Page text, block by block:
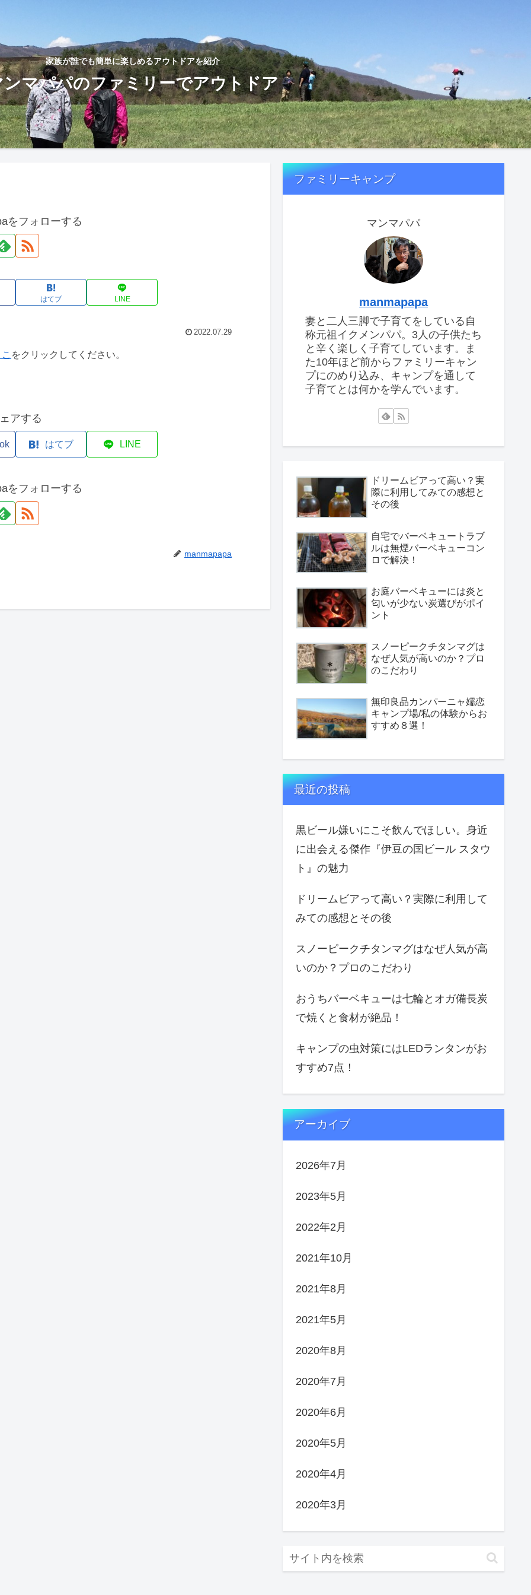
家族が誰でも簡単に楽しめるアウトドアを紹介
ンマパパのファミリーでアウトドア
をフォローする
はてブ LINE
2022.07.29
をクリックしてください。
アする
はてブ LINE
をフォローする
manmapapa
ファミリーキャンプ
マンマパパ
manmapapa
妻と二人三脚で子育てをしている自
称元祖イクメンパパ。3人の子供たち
と辛く楽しく子育てしています。ま
た10年ほど前からファミリーキャン
プにのめり込み、キャンプを通して
子育てとは何かを学んでいます。
ドリームビアって高い？実
際に利用してみての感想と
その後
自宅でバーベキュートラブ
ルは無煙バーベキューコン
ロで解決！
お庭バーベキューには炎と
匂いが少ない炭選びがポイ
ント
スノーピークチタンマグは
なぜ人気が高いのか？プロ
のこだわり
無印良品カンパーニャ嬬恋
キャンプ場/私の体験からお
すすめ８選！
最近の投稿
黒ビール嫌いにこそ飲んでほしい。身近
に出会える傑作『伊豆の国ビール スタウ
ト』の魅力
ドリームビアって高い？実際に利用して
みての感想とその後
スノーピークチタンマグはなぜ人気が高
いのか？プロのこだわり
おうちバーベキューは七輪とオガ備長炭
で焼くと食材が絶品！
キャンプの虫対策にはLEDランタンがお
すすめ7点！
アーカイブ
2026年7月
2023年5月
2022年2月
2021年10月
2021年8月
2021年5月
2020年8月
2020年7月
2020年6月
2020年5月
2020年4月
2020年3月